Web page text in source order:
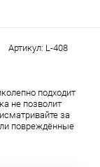
Артикул: L-408
подходит
не позволит
за
повреждённые